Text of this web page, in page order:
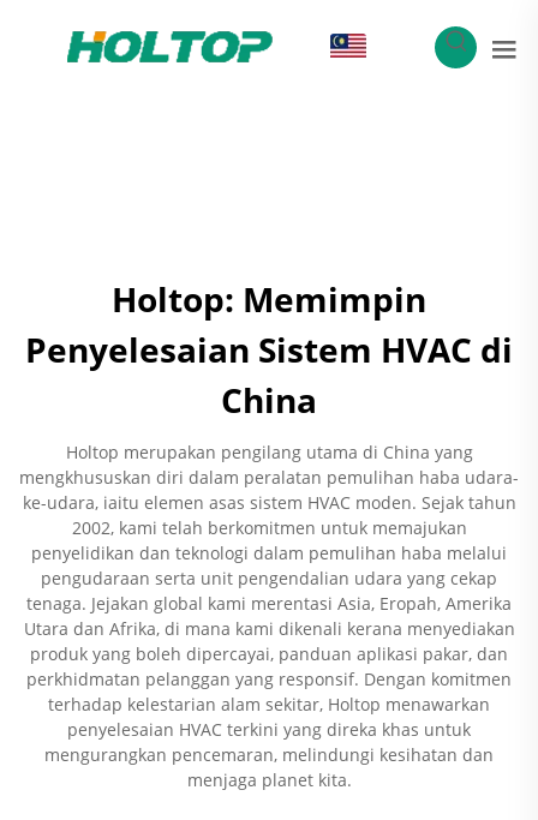
Holtop: Memimpin
Penyelesaian Sistem HVAC di
China
Holtop merupakan pengilang utama di China yang
mengkhususkan diri dalam peralatan pemulihan haba udara-
ke-udara, iaitu elemen asas sistem HVAC moden. Sejak tahun
2002, kami telah berkomitmen untuk memajukan
penyelidikan dan teknologi dalam pemulihan haba melalui
pengudaraan serta unit pengendalian udara yang cekap
tenaga. Jejakan global kami merentasi Asia, Eropah, Amerika
Utara dan Afrika, di mana kami dikenali kerana menyediakan
produk yang boleh dipercayai, panduan aplikasi pakar, dan
perkhidmatan pelanggan yang responsif. Dengan komitmen
terhadap kelestarian alam sekitar, Holtop menawarkan
penyelesaian HVAC terkini yang direka khas untuk
mengurangkan pencemaran, melindungi kesihatan dan
menjaga planet kita.